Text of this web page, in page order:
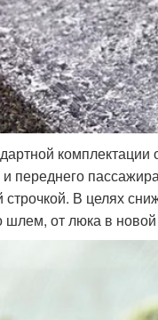
переднего
В целях
от люка в новой